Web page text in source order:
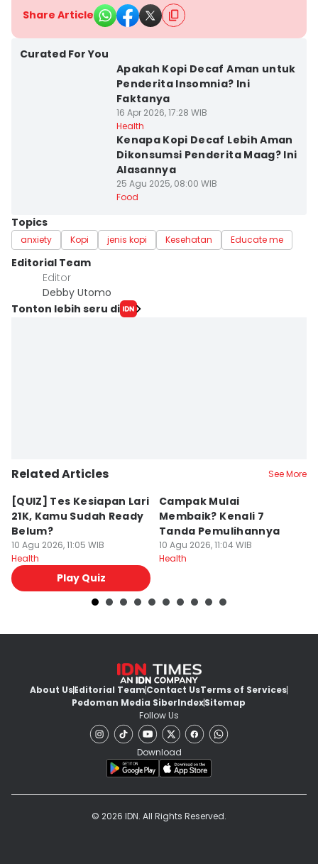
Share Article
Curated For You
Apakah Kopi Decaf Aman untuk
Penderita Insomnia? Ini
Faktanya
16 Apr 2026, 17:28 WIB
Health
Kenapa Kopi Decaf Lebih Aman
Dikonsumsi Penderita Maag? Ini
Alasannya
25 Agu 2025, 08:00 WIB
Food
Topics
anxiety Kopi jenis kopi Kesehatan Educate me
Editorial Team
Editor
Debby Utomo
Tonton lebih seru di
Related Articles See More
[QUIZ] Tes Kesiapan Lari
21K, Kamu Sudah Ready
Belum?
10 Agu 2026, 11:05 WIB
Health
Play Quiz
Campak Mulai
Membaik? Kenali 7
Tanda Pemulihannya
10 Agu 2026, 11:04 WIB
Health
About UsEditorial TeamContact UsTerms of Services
Pedoman Media SiberIndexSitemap
Follow Us
Download
© 2026 IDN. All Rights Reserved.